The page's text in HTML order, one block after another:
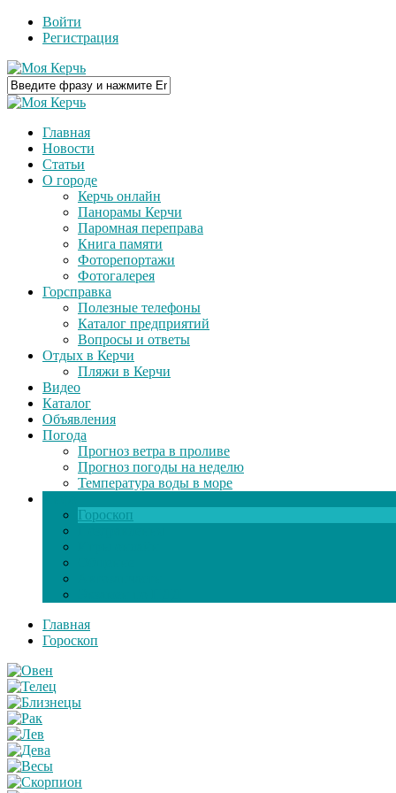
Войти
Регистрация
Главная
Новости
Статьи
О городе
Керчь онлайн
Панорамы Керчи
Паромная переправа
Книга памяти
Фоторепортажи
Фотогалерея
Горсправка
Полезные телефоны
Каталог предприятий
Вопросы и ответы
Отдых в Керчи
Пляжи в Керчи
Видео
Каталог
Объявления
Погода
Прогноз ветра в проливе
Прогноз погоды на неделю
Температура воды в море
Гороскоп
Главная
Гороскоп